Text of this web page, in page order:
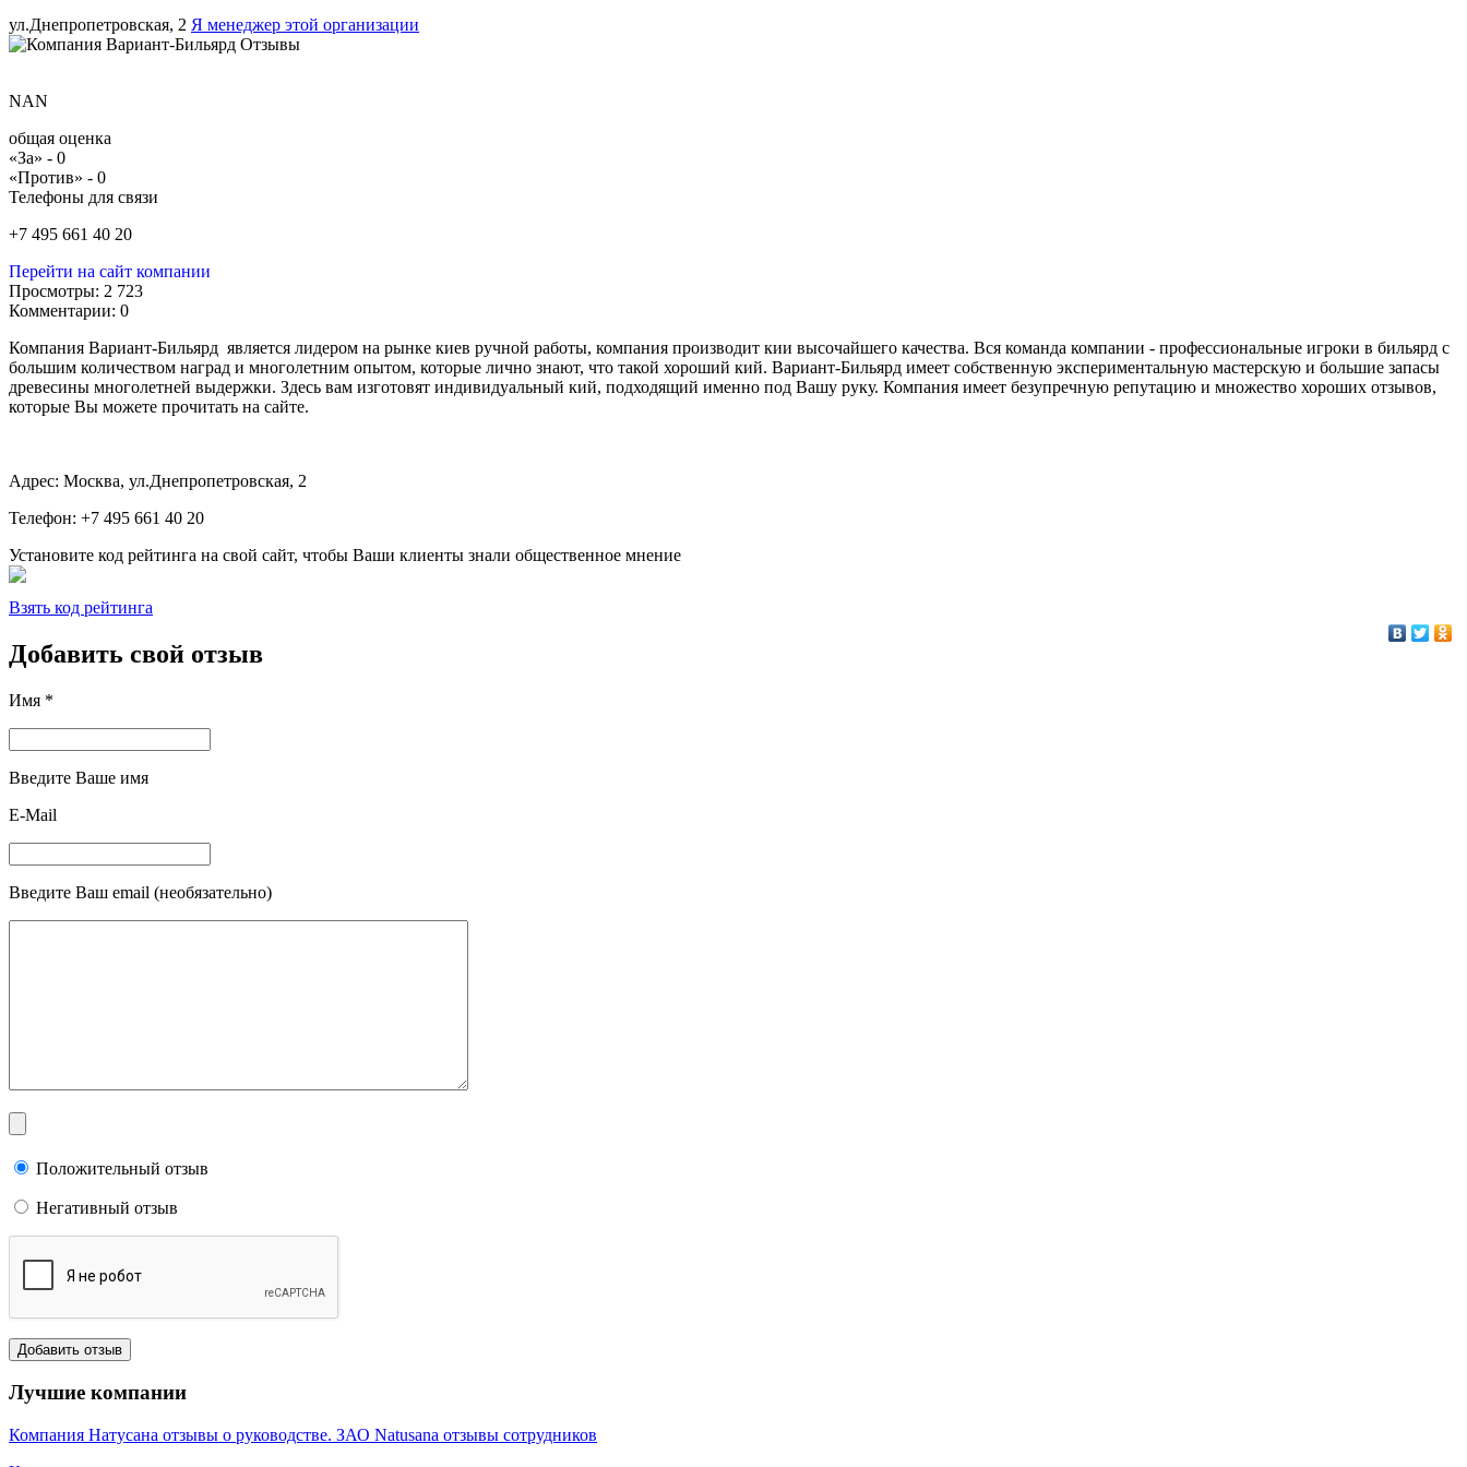
ул.Днепропетровская, 2 Я менеджер этой организации
NAN
общая оценка
«За» - 0
«Против» - 0
Телефоны для связи
+7 495 661 40 20
Перейти на сайт компании
Просмотры: 2 723
Комментарии: 0
Компания Вариант-Бильярд является лидером на рынке киев ручной работы, компания производит кии высочайшего качества. Вся команда компании - профессиональные игроки в бильярд с
большим количеством наград и многолетним опытом, которые лично знают, что такой хороший кий. Вариант-Бильярд имеет собственную экспериментальную мастерскую и большие запасы
древесины многолетней выдержки. Здесь вам изготовят индивидуальный кий, подходящий именно под Вашу руку. Компания имеет безупречную репутацию и множество хороших отзывов,
которые Вы можете прочитать на сайте.
Адрес: Москва, ул.Днепропетровская, 2
Телефон: +7 495 661 40 20
Установите код рейтинга на свой сайт, чтобы Ваши клиенты знали общественное мнение
Взять код рейтинга
Добавить свой отзыв
Имя *
Введите Ваше имя
E-Mail
Введите Ваш email (необязательно)
Положительный отзыв
Негативный отзыв
Лучшие компании
Компания Натусана отзывы о руководстве. ЗАО Natusana отзывы сотрудников